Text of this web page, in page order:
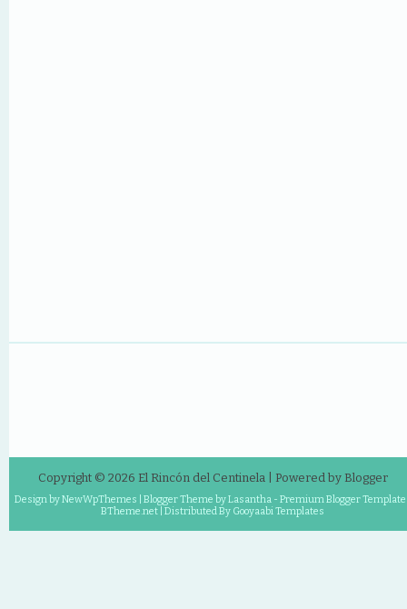
Copyright © 2026 El Rincón del Centinela| Powered by Blogger
Design byNewWpThemes | Blogger Theme byLasantha- Premium Blogger
BTheme.net | Distributed By Gooyaabi Templates